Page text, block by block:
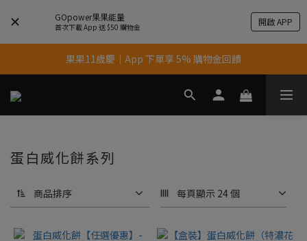
GOpower果果能量
首次下載 App 送 $50 購物金 開啟 APP
果果11歲慶｜App 下單享 5% 購物金回饋
果果11歲慶｜App 下單享 5% 購物金回饋
結帳輸入優惠代碼【gopower】享全單95折優惠！
果果11歲慶｜App 下單享 5% 購物金回饋
蛋白威化餅系列
商品排序 每頁顯示 24 個